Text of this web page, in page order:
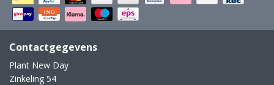
Contactgegevens
Plant New Day
Zinkeling 54